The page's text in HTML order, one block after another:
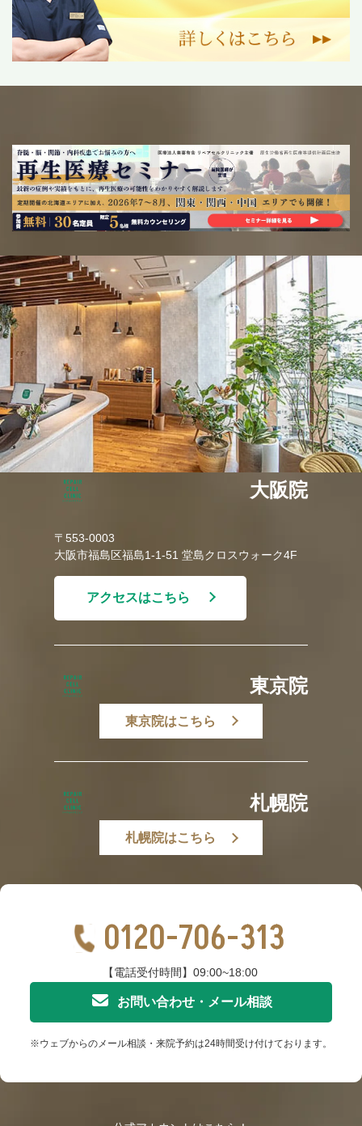
大阪院
〒553-0003
大阪市福島区福島1-1-51 堂島クロスウォーク4F
アクセスはこちら
東京院
東京院はこちら
札幌院
札幌院はこちら
0120-706-313
【電話受付時間】09:00~18:00
お問い合わせ・メール相談
※ウェブからのメール相談・来院予約は24時間受け付けております。